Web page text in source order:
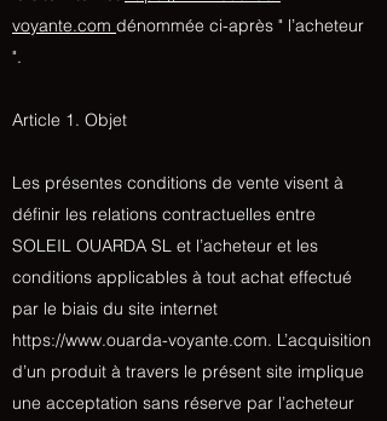
voyante.com dénommée ci-après " l’acheteur
".
Article 1. Objet
Les présentes conditions de vente visent à
définir les relations contractuelles entre
SOLEIL OUARDA SL et l’acheteur et les
conditions applicables à tout achat effectué
par le biais du site internet
https://www.ouarda-voyante.com. L’acquisition
d’un produit à travers le présent site implique
une acceptation sans réserve par l’acheteur